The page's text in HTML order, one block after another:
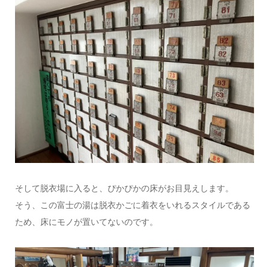
そして脱衣場に入ると、ぴかぴかの床がお目見えします。
そう、この富士の湯は脱衣かごに着衣をいれるスタイルである
ため、床にモノが置いてないのです。